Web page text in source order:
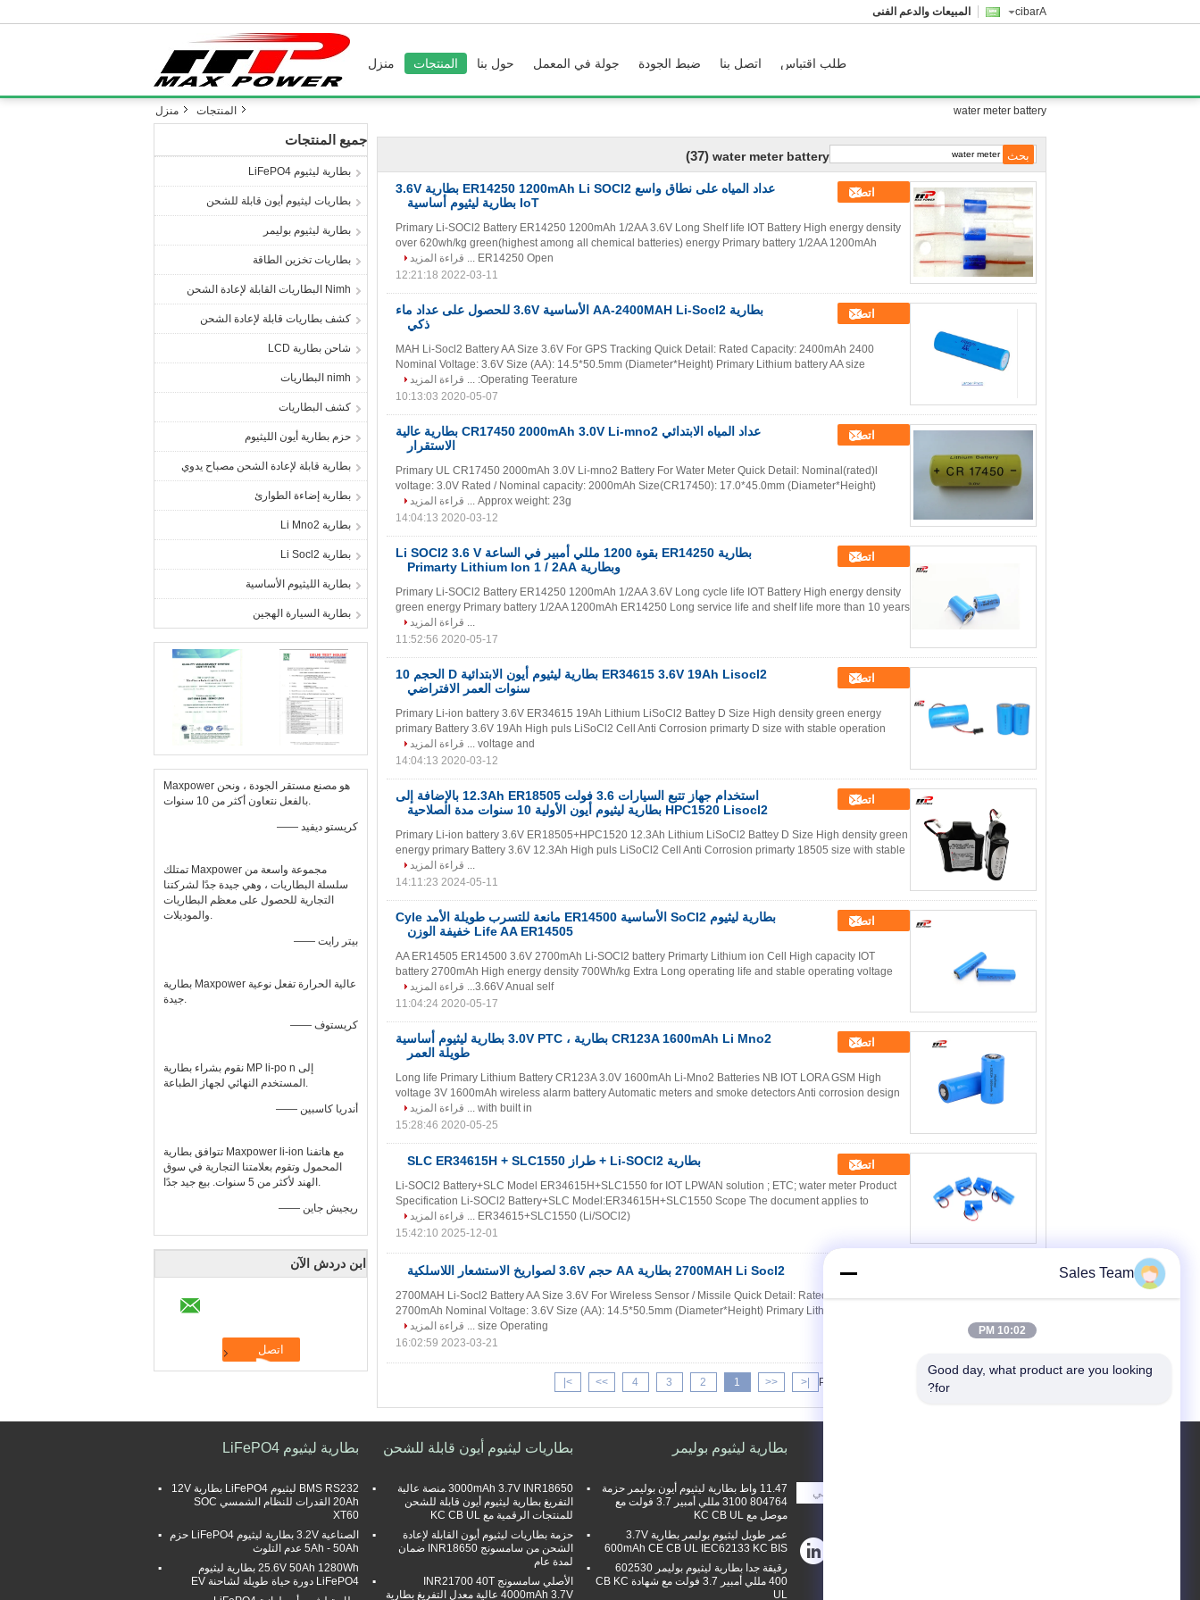
Arabic المبيعات والدعم الفنى
منزل المنتجات حول بنا جولة في المعمل ضبط الجودة اتصل بنا طلب اقتباس
منزل المنتجات water meter battery
جميع المنتجات
بطارية ليثيوم LiFePO4
بطاريات ليثيوم أيون قابلة للشحن
بطارية ليثيوم بوليمر
بطاريات تخزين الطاقة
Nimh البطاريات القابلة لإعادة الشحن
كشف بطاريات قابلة لإعادة الشحن
شاحن بطارية LCD
nimh البطاريات
كشف البطاريات
حزم بطارية أيون الليثيوم
بطارية قابلة لإعادة الشحن مصباح يدوي
بطارية إضاءة الطوارئ
بطارية Li Mno2
بطارية Li Socl2
بطارية الليثيوم الأساسية
بطارية السيارة الهجين
Maxpower هو مصنع مستقر الجودة ، ونحن
بالفعل نتعاون أكثر من 10 سنوات.
—— كريستو ديفيد
تمتلك Maxpower مجموعة واسعة من
سلسلة البطاريات ، وهي جيدة جدًا لشركتنا
التجارية للحصول على معظم البطاريات
والموديلات.
—— بيتر رايت
بطارية Maxpower عالية الحرارة تفعل نوعية
جيدة.
—— كريستوف
نقوم بشراء بطارية MP li-po n إلى
المستخدم النهائي لجهاز الطباعة.
—— أندريا كاسبين
تتوافق بطارية Maxpower li-ion مع هاتفنا
المحمول وتقوم بعلامتنا التجارية في سوق
الهند لأكثر من 5 سنوات. بيع جيد جدًا.
—— ريجيش جاين
ابن دردش الآن
water meter battery
(37)
عداد المياه على نطاق واسع ER14250 1200mAh Li SOCI2 بطارية 3.6V
IoT بطارية ليثيوم أساسية
اتصل
Primary Li-SOCl2 Battery ER14250 1200mAh 1/2AA 3.6V Long Shelf life IOT Battery High energy density
over 620wh/kg green(highest among all chemical batteries) energy Primary battery 1/2AA 1200mAh
ER14250 Open ...
قراءة المزيد
2022-03-11 12:21:18
بطارية AA-2400MAH Li-Socl2 الأساسية 3.6V للحصول على عداد ماء
ذكي
اتصل
2400 MAH Li-Socl2 Battery AA Size 3.6V For GPS Tracking Quick Detail: Rated Capacity: 2400mAh
Nominal Voltage: 3.6V Size (AA): 14.5*50.5mm (Diameter*Height) Primary Lithium battery AA size
Operating Teerature: ...
قراءة المزيد
2020-05-07 10:13:03
عداد المياه الابتدائي CR17450 2000mAh 3.0V Li-mno2 بطارية عالية
الاستقرار
اتصل
Primary UL CR17450 2000mAh 3.0V Li-mno2 Battery For Water Meter Quick Detail: Nominal(rated)l
voltage: 3.0V Rated / Nominal capacity: 2000mAh Size(CR17450): 17.0*45.0mm (Diameter*Height)
Approx weight: 23g ...
قراءة المزيد
2020-03-12 14:04:13
بطارية ER14250 بقوة 1200 مللي أمبير في الساعة Li SOCI2 3.6 V
وبطارية Primarty Lithium Ion 1 / 2AA
اتصل
Primary Li-SOCl2 Battery ER14250 1200mAh 1/2AA 3.6V Long cycle life IOT Battery High energy density
green energy Primary battery 1/2AA 1200mAh ER14250 Long service life and shelf life more than 10 years
... قراءة المزيد
2020-05-17 11:52:56
ER34615 3.6V 19Ah Lisocl2 بطارية ليثيوم أيون الابتدائية D الحجم 10
سنوات العمر الافتراضي
اتصل
Primary Li-ion battery 3.6V ER34615 19Ah Lithium LiSoCl2 Battey D Size High density green energy
primary Battery 3.6V 19Ah High puls LiSoCl2 Cell Anti Corrosion primarty D size with stable operation
voltage and ...
قراءة المزيد
2020-03-12 14:04:13
استخدام جهاز تتبع السيارات 3.6 فولت 12.3Ah ER18505 بالإضافة إلى
HPC1520 Lisocl2 بطارية ليثيوم أيون الأولية 10 سنوات مدة الصلاحية
اتصل
Primary Li-ion battery 3.6V ER18505+HPC1520 12.3Ah Lithium LiSoCl2 Battey D Size High density green
energy primary Battery 3.6V 12.3Ah High puls LiSoCl2 Cell Anti Corrosion primarty 18505 size with stable
... قراءة المزيد
2024-05-11 14:11:23
بطارية ليثيوم SoCI2 الأساسية ER14500 مانعة للتسرب طويلة الأمد Cyle
Life AA ER14505 خفيفة الوزن
اتصل
AA ER14505 ER14500 3.6V 2700mAh Li-SOCI2 battery Primarty Lithium ion Cell High capacity IOT
battery 2700mAh High energy density 700Wh/kg Extra Long operating life and stable operating voltage
3.66V Anual self...
قراءة المزيد
2020-05-17 11:04:24
CR123A 1600mAh Li Mno2 بطارية ، 3.0V PTC بطارية ليثيوم أساسية
طويلة العمر
اتصل
Long life Primary Lithium Battery CR123A 3.0V 1600mAh Li-Mno2 Batteries NB IOT LORA GSM High
voltage 3V 1600mAh wireless alarm battery Automatic meters and smoke detectors Anti corrosion design
with built in ...
قراءة المزيد
2020-05-25 15:28:46
بطارية Li-SOCl2 + طراز SLC ER34615H + SLC1550 اتصل
Li-SOCl2 Battery+SLC Model ER34615H+SLC1550 for IOT LPWAN solution ; ETC; water meter Product
Specification Li-SOCl2 Battery+SLC Model:ER34615H+SLC1550 Scope The document applies to
ER34615+SLC1550 (Li/SOCl2) ...
قراءة المزيد
2025-12-01 15:42:10
2700MAH Li Socl2 بطارية AA حجم 3.6V لصواريخ الاستشعار اللاسلكية اتصل
2700MAH Li-Socl2 Battery AA Size 3.6V For Wireless Sensor / Missile Quick Detail: Rated Capacity:
2700mAh Nominal Voltage: 3.6V Size (AA): 14.5*50.5mm (Diameter*Height) Primary Lithium battery AA
size Operating ...
قراءة المزيد
2023-03-21 16:02:59
Page 1 of 4
|<
<<
1
2
3
4
>>
>|
بطارية ليثيوم LiFePO4
BMS RS232 ليثيوم LiFePO4 بطارية 12V
20Ah القدرات للنظام الشمسي SOC
XT60
الصناعية 3.2V بطارية ليثيوم LiFePO4 حزم
5Ah - 50Ah عدم التلوث
25.6V 50Ah 1280Wh بطارية ليثيوم
LiFePO4 دورة حياة طويلة لشاحنة EV
بطاريات ليثيوم أيون قابلة للشحن
3000mAh 3.7V INR18650 منصة عالية
التفريغ بطارية ليثيوم أيون قابلة للشحن
للمنتجات الرقمية مع KC CB UL
حزمة بطاريات ليثيوم أيون القابلة لإعادة
الشحن من سامسونج INR18650 ضمان
لمدة عام
الأصلي سامسونج INR21700 40T
4000mAh 3.7V عالية معدل التفريغ بطارية
بطارية ليثيوم بوليمر
11.47 واط بطارية ليثيوم أيون بوليمر حزمة
804764 3100 مللي أمبير 3.7 فولت مع
موصل مع KC CB UL
عمر طويل ليثيوم بوليمر بطارية 3.7V
600mAh CE CB UL IEC62133 KC BIS
رقيقة جدا بطارية ليثيوم بوليمر 602530
400 مللي أمبير 3.7 فولت مع شهادة CB KC
UL
Sales Team
10:02 PM
Good day, what product are you looking
for?